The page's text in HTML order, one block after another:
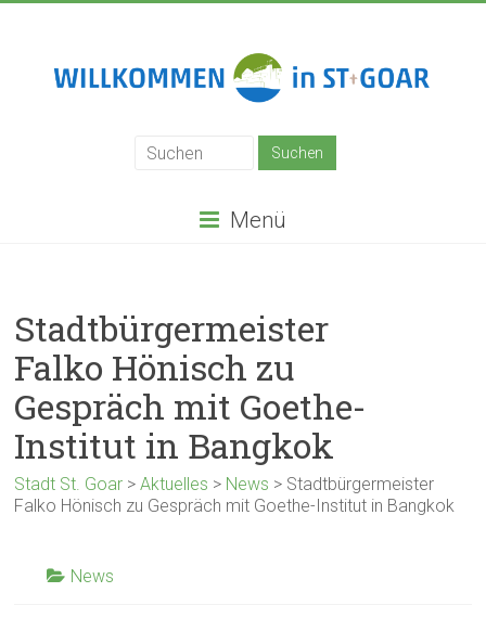
Menü
Stadtbürgermeister
Falko Hönisch zu
Gespräch mit Goethe-
Institut in Bangkok
Stadt St. Goar >Aktuelles > News > Stadtbürgermeister
Falko Hönisch zu Gespräch mit Goethe-Institut in Bangkok
News